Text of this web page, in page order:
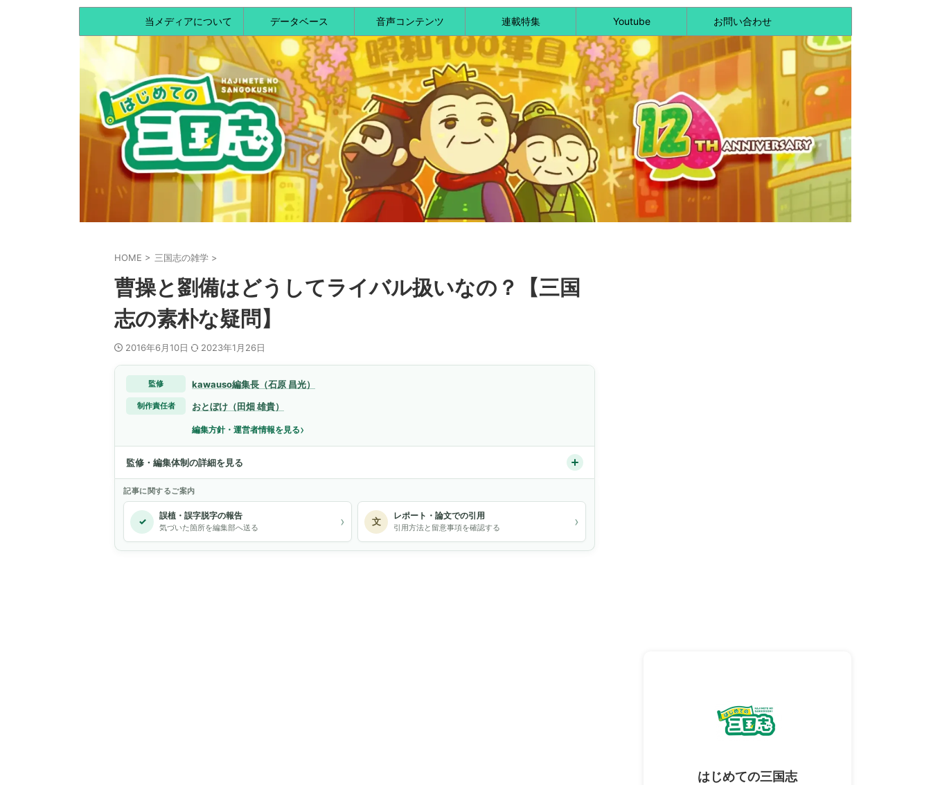
当メディアについて データベース 音声コンテンツ 連載特集 Youtube お問い合わせ
HOME > 三国志の雑学 >
曹操と劉備はどうしてライバル扱いなの？【三国
志の素朴な疑問】
2016年6月10日 2023年1月26日
監修 kawauso編集長（石原 昌光）
制作責任者 おとぼけ（田畑 雄貴）
編集方針・運営者情報を見る›
監修・編集体制の詳細を見る
記事に関するご案内
✓ 誤植・誤字脱字の報告
気づいた箇所を編集部へ送る › 文 レポート・論文での引用
引用方法と留意事項を確認する ›
はじめての三国志